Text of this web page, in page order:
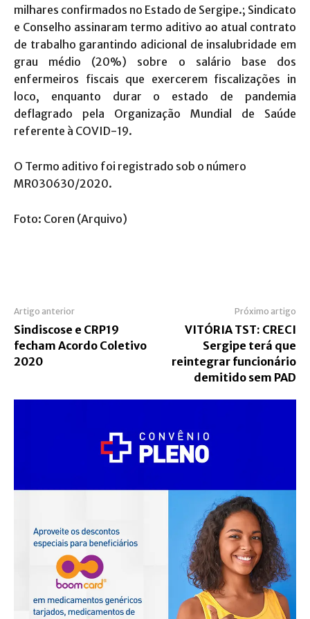
milhares confirmados no Estado de Sergipe.; Sindicato
e Conselho assinaram termo aditivo ao atual contrato
de trabalho garantindo adicional de insalubridade em
grau médio (20%) sobre o salário base dos
enfermeiros fiscais que exercerem fiscalizações in
loco, enquanto durar o estado de pandemia
deflagrado pela Organização Mundial de Saúde
referente à COVID-19.
O Termo aditivo foi registrado sob o número
MR030630/2020.
Foto: Coren (Arquivo)
Artigo anterior
Sindiscose e CRP19
fecham Acordo Coletivo
2020
Próximo artigo
VITÓRIA TST: CRECI
Sergipe terá que
reintegrar funcionário
demitido sem PAD